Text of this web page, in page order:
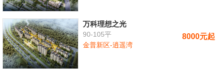
万科理想之光
90-105平
金普新区-逍遥湾
8000元起